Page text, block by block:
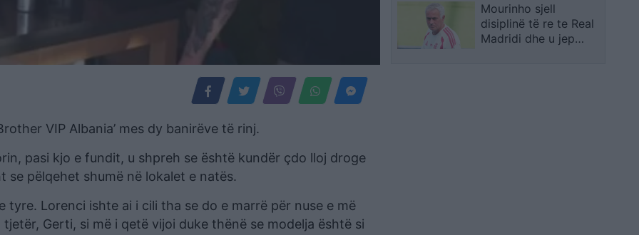
VIP Albania’ mes dy banirëve të rinj.
pasi kjo e fundit, u shpreh se është kundër çdo lloj droge
se pëlqehet shumë në lokalet e natës.
tyre. Lorenci ishte ai i cili tha se do e marrë për nuse e më
Gerti, si më i qetë vijoi duke thënë se modelja është si
Mourinho sjell
disiplinë të re te Real
Madridi dhe u jep